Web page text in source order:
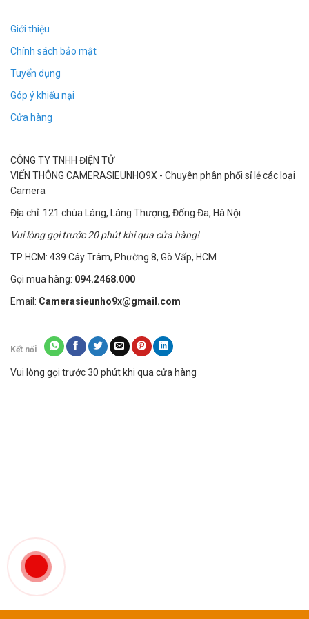
dụng.
Chất lượng âm thanh tốt là một ưu điểm lợi hại vô
cơ động rất tiện lợi để bạn đem đi bất cứ đâu.
Ngụy trang vô cùng hoàn hảo là một lợi thế lớn nhất
của đồng hồ này
Hoàn Hảo
Giới thiệu
Chính sách bảo mật
Tuyển dụng
Góp ý khiếu nại
Cửa hàng
CÔNG TY TNHH ĐIỆN TỬ
VIẾN THÔNG CAMERASIEUNHO9X - Chuyên phân phối sỉ lẻ các loại
Camera
Địa chỉ: 121 chùa Láng, Láng Thượng, Đống Đa, Hà Nội
Vui lòng gọi trước 20 phút khi qua cửa hàng!
TP HCM: 439 Cây Trâm, Phường 8, Gò Vấp, HCM
Gọi mua hàng: 094.2468.000
Email: Camerasieunho9x@gmail.com
Kết nối
Vui lòng gọi trước 30 phút khi qua cửa hàng